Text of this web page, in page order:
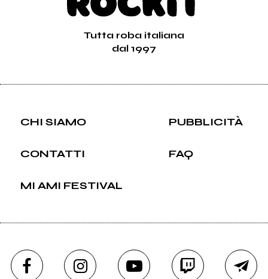
Tutta roba italiana
dal 1997
CHI SIAMO PUBBLICITÀ
CONTATTI FAQ
MI AMI FESTIVAL